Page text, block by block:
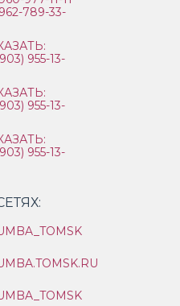
789-33-
955-13-
955-13-
955-13-